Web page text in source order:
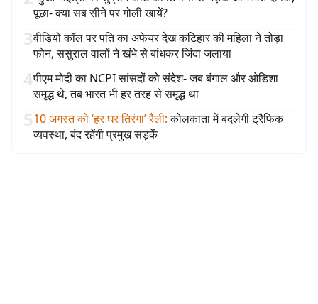
पूछा- क्या सब सीने पर गोली खायें?
3वीडियो कॉल पर पति का अफेयर देख कटिहार की महिला ने तोड़ा
फोन, ससुराल वालों ने खंभे से बांधकर जिंदा जलाया
4पीएम मोदी का NCPI सांसदों को संदेश- जब बंगाल और ओडिशा
समृद्ध थे, तब भारत भी हर तरह से समृद्ध था
510 अगस्त को ‘हर घर तिरंगा’ रैली: कोलकाता में बदलेगी ट्रैफिक
व्यवस्था, बंद रहेंगी प्रमुख सड़कें